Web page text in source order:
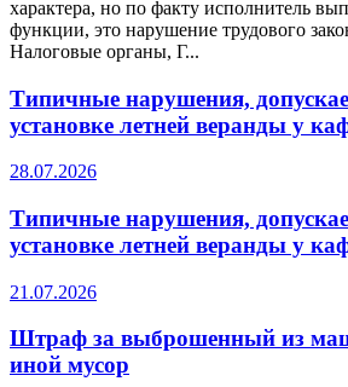
характера, но по факту исполнитель
функции, это нарушение трудового
Налоговые органы, Г...
Типичные нарушения,
установке летней веранды у
28.07.2026
Типичные нарушения,
установке летней веранды у
21.07.2026
Штраф за выброшенный из
иной мусор